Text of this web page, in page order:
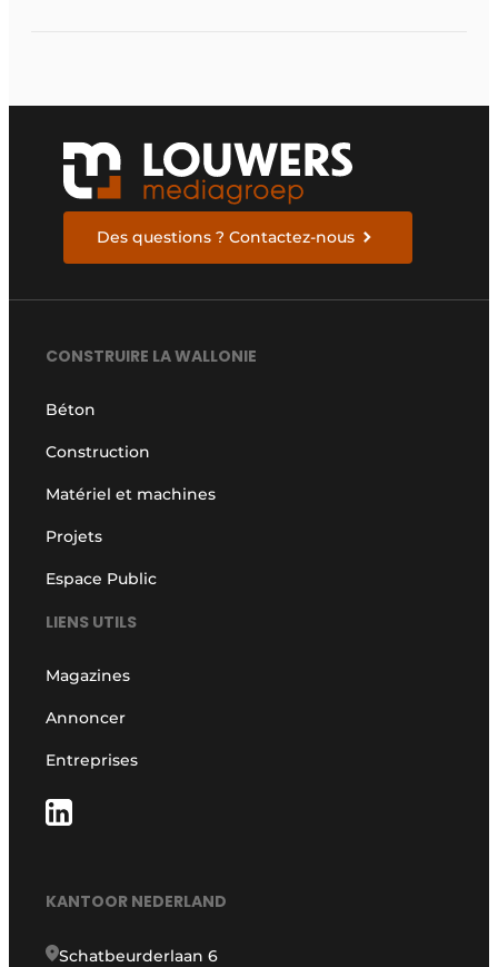
Des questions ? Contactez-nous
CONSTRUIRE LA WALLONIE
Béton
Construction
Matériel et machines
Projets
Espace Public
LIENS UTILS
Magazines
Annoncer
Entreprises
KANTOOR NEDERLAND
Schatbeurderlaan 6